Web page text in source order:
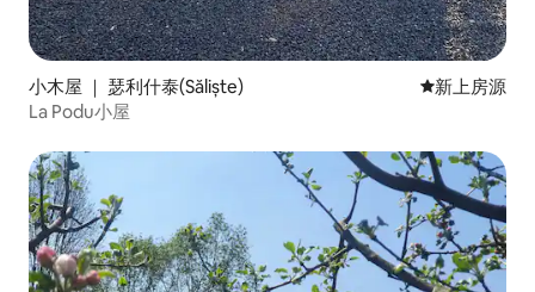
小木屋 ｜ 瑟利什泰(Săliște) 新房源
新上房源
La Podu小屋